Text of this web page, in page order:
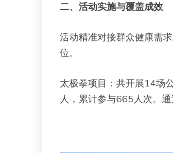
二、活动实施与覆盖成效
活动精准对接群众健康需
位。
太极拳项目：共开展14场
人，累计参与665人次。